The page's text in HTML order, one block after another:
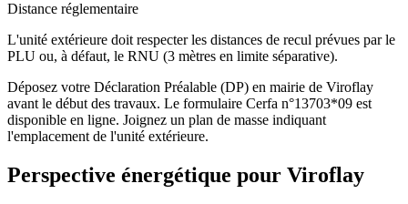
Distance réglementaire
L'unité extérieure doit respecter les distances de recul prévues par le
PLU ou, à défaut, le RNU (3 mètres en limite séparative).
Déposez votre Déclaration Préalable (DP) en mairie de Viroflay
avant le début des travaux. Le formulaire Cerfa n°13703*09 est
disponible en ligne. Joignez un plan de masse indiquant
l'emplacement de l'unité extérieure.
Perspective énergétique pour Viroflay